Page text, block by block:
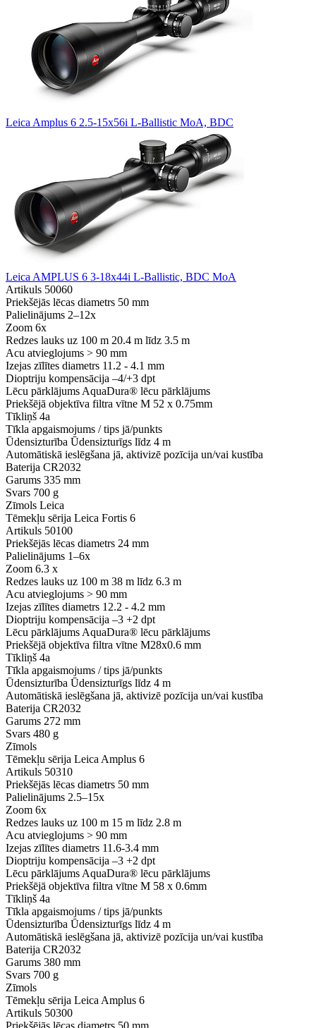
Leica Amplus 6 2.5-15x56i L-Ballistic MoA, BDC
Leica AMPLUS 6 3-18x44i L-Ballistic, BDC MoA
Artikuls 50060
Priekšējās lēcas diametrs 50 mm
Palielinājums 2–12x
Zoom 6x
Redzes lauks uz 100 m 20.4 m līdz 3.5 m
Acu atvieglojums > 90 mm
Izejas zīlītes diametrs 11.2 - 4.1 mm
Dioptriju kompensācija –4/+3 dpt
Lēcu pārklājums AquaDura® lēcu pārklājums
Priekšējā objektīva filtra vītne M 52 x 0.75mm
Tīkliņš 4a
Tīkla apgaismojums / tips jā/punkts
Ūdensizturība Ūdensizturīgs līdz 4 m
Automātiskā ieslēgšana jā, aktivizē pozīcija un/vai kustība
Baterija CR2032
Garums 335 mm
Svars 700 g
Zīmols Leica
Tēmekļu sērija Leica Fortis 6
Artikuls 50100
Priekšējās lēcas diametrs 24 mm
Palielinājums 1–6x
Zoom 6.3 x
Redzes lauks uz 100 m 38 m līdz 6.3 m
Acu atvieglojums > 90 mm
Izejas zīlītes diametrs 12.2 - 4.2 mm
Dioptriju kompensācija –3 +2 dpt
Lēcu pārklājums AquaDura® lēcu pārklājums
Priekšējā objektīva filtra vītne M28x0.6 mm
Tīkliņš 4a
Tīkla apgaismojums / tips jā/punkts
Ūdensizturība Ūdensizturīgs līdz 4 m
Automātiskā ieslēgšana jā, aktivizē pozīcija un/vai kustība
Baterija CR2032
Garums 272 mm
Svars 480 g
Zīmols
Tēmekļu sērija Leica Amplus 6
Artikuls 50310
Priekšējās lēcas diametrs 50 mm
Palielinājums 2.5–15x
Zoom 6x
Redzes lauks uz 100 m 15 m līdz 2.8 m
Acu atvieglojums > 90 mm
Izejas zīlītes diametrs 11.6-3.4 mm
Dioptriju kompensācija –3 +2 dpt
Lēcu pārklājums AquaDura® lēcu pārklājums
Priekšējā objektīva filtra vītne M 58 x 0.6mm
Tīkliņš 4a
Tīkla apgaismojums / tips jā/punkts
Ūdensizturība Ūdensizturīgs līdz 4 m
Automātiskā ieslēgšana jā, aktivizē pozīcija un/vai kustība
Baterija CR2032
Garums 380 mm
Svars 700 g
Zīmols
Tēmekļu sērija Leica Amplus 6
Artikuls 50300
Priekšējās lēcas diametrs 50 mm